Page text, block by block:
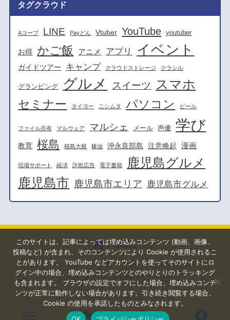
タグクラウド
Aコープ LINE Payどん Vtuber YouTube youtuber
お得 かご飯 アニメ アプリ イベント
ガイドツアー キャンプ クラウドストレージ クラシル
グランピング グルメ スイーツ スマホ
セミナー タイヨー ニシムタ パソコン ビール
ファイル共有 マルウェア マルシェ メール 声優 学び
教育 桜島 桜島大根 椿油 沖永良部島 注意喚起 漫画
現場サポート 経済 詐欺広告 電子書籍 鹿児島グルメ
鹿児島市 鹿児島市エリア 鹿児島市グルメ
HOME
カゴシマガジンとは？
プライバシーポリシー
外部送信ポリシー(2023年7月1日)
© 2026SYNAPSEAll rights reserved.
このサイトは、記事によっては埋め込みコンテンツ (動画、画像、
投稿など) が含まれ、そのコンテンツにより Cookie が使用されるこ
とがあります。 YouTube などアカウントを使ってそのサイトにロ
グイン中の場合、埋め込みコンテンツとのやりとりのトラッキング
も含まれます。 ブラウザの設定でオフにした場合、埋め込みコンテ
ンツが正常に動作しない場合があります。引き続き閲覧する場合、
Cookie の使用を承諾したものとみなされます。